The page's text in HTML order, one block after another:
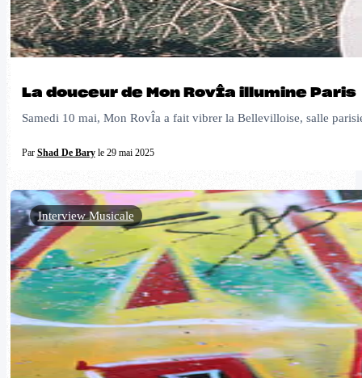
La douceur de Mon RovÎa illumine Paris
Samedi 10 mai, Mon RovÎa a fait vibrer la Bellevilloise, salle
Par Shad De Baryle 29 mai 2025
Interview Musicale